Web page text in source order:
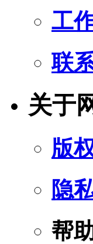
工
联
关于
版
隐
帮